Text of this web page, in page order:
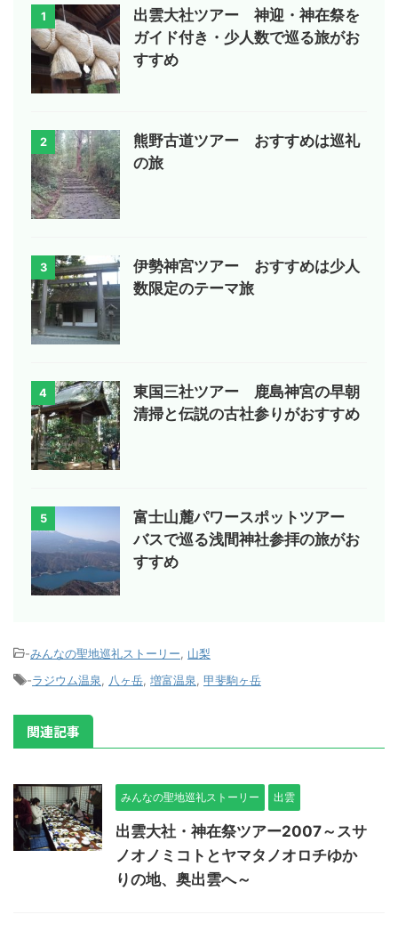
1
出雲大社ツアー 神迎・神在祭を
ガイド付き・少人数で巡る旅がお
すすめ
2
熊野古道ツアー おすすめは巡礼
の旅
3
伊勢神宮ツアー おすすめは少人
数限定のテーマ旅
4
東国三社ツアー 鹿島神宮の早朝
清掃と伝説の古社参りがおすすめ
5
富士山麓パワースポットツアー
バスで巡る浅間神社参拝の旅がお
すすめ
-みんなの聖地巡礼ストーリー
山梨
-ラジウム温泉 八ヶ岳 増富温泉 甲斐駒ヶ岳
関連記事
みんなの聖地巡礼ストーリー 出雲
出雲大社・神在祭ツアー2007～スサ
ノオノミコトとヤマタノオロチゆか
りの地、奥出雲へ～